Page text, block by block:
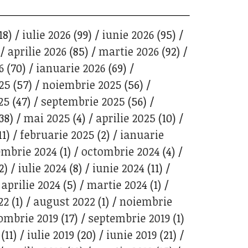
iulie 2026 (99) iunie 2026 (95)
aprilie 2026 (85) martie 2026 (92)
(70) ianuarie 2026 (69)
(57) noiembrie 2025 (56)
(47) septembrie 2025 (56)
mai 2025 (4) aprilie 2025 (10)
februarie 2025 (2)
ianuarie
2024(1) octombrie 2024(4)
iulie 2024(8) iunie 2024(11)
aprilie 2024(5) martie 2024(1)
(1) august 2022(1)
noiembrie
2019 (17) septembrie 2019 (1)
(11) iulie 2019 (20) iunie 2019 (21)